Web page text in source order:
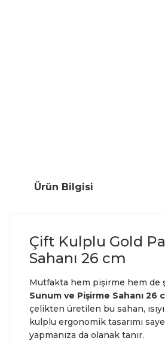
Ürün Bilgisi
Çift Kulplu Gold
Sahanı 26 cm
Mutfakta hem pişirme hem de
Sunum ve Pişirme Sahanı 26
çelikten üretilen bu sahan,
kulplu ergonomik tasarımı
yapmanıza da olanak tanır.